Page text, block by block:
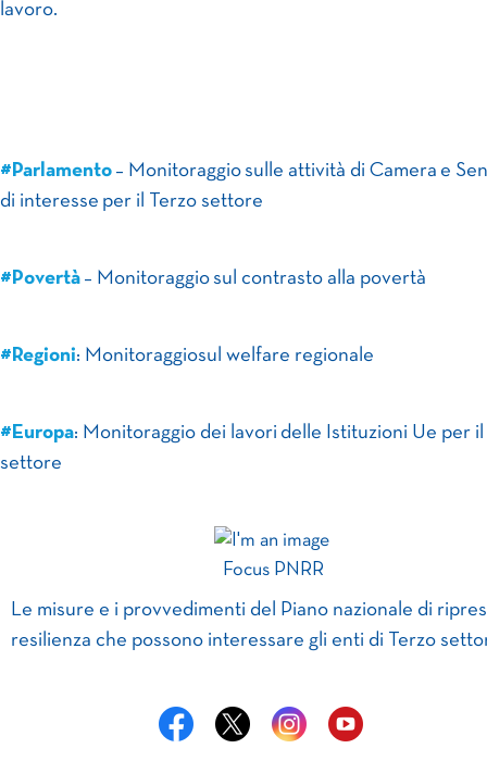
lavoro.
#Parlamento – Monitoraggio sulle attività di Camera e
di interesse per il Terzo settore
#Povertà – Monitoraggio sul contrasto alla povertà
#Regioni: Monitoraggiosul welfare regionale
#Europa: Monitoraggio dei lavori delle Istituzioni Ue per il
settore
Focus PNRR
Le misure e i provvedimenti del Piano nazionale di
resilienza che possono interessare gli enti di Terzo